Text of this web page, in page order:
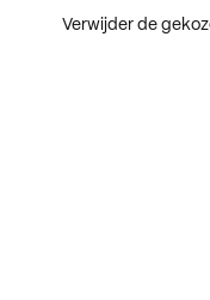
Verwijder de